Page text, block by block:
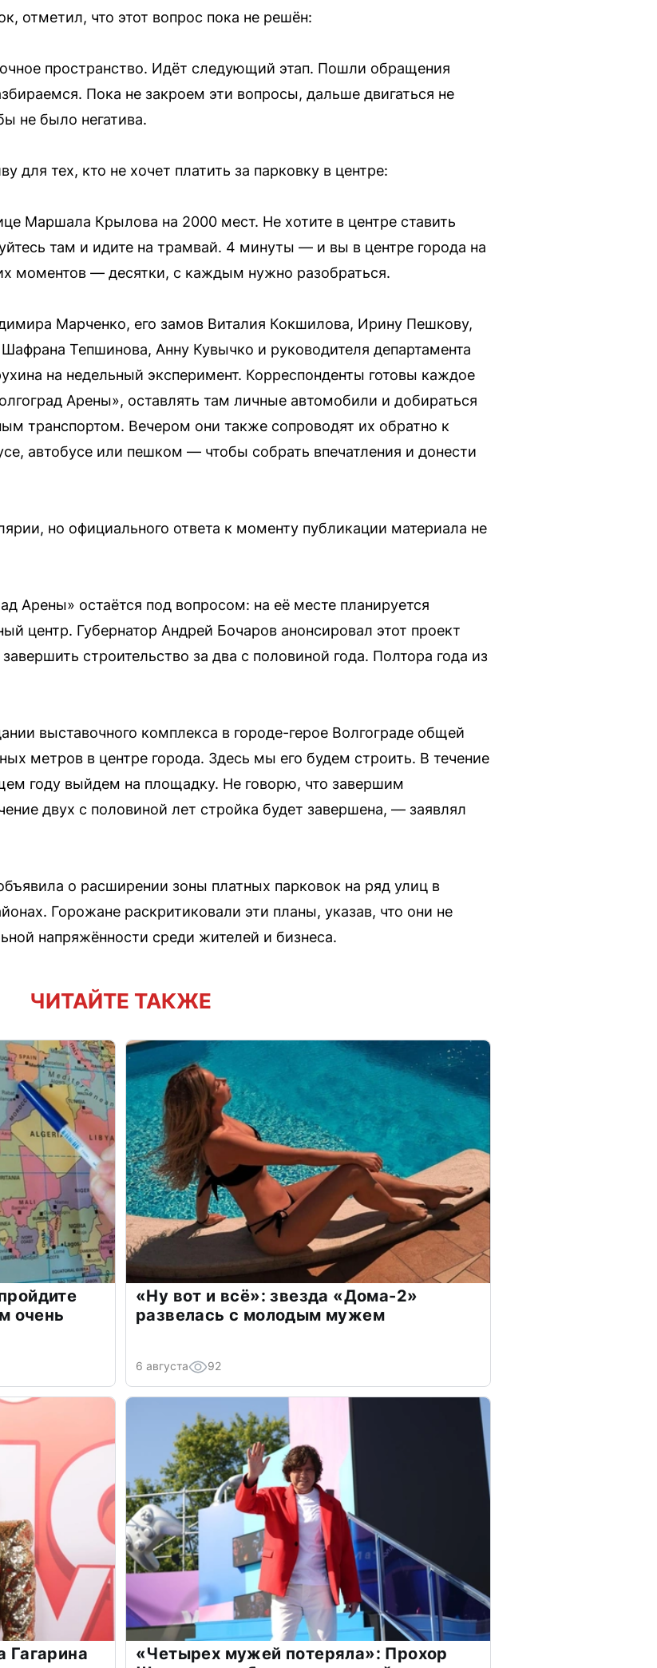
отметил, что этот вопрос пока не решён:
пространство. Идёт следующий этап. Пошли обращения
Пока не закроем эти вопросы, дальше двигаться не
не было негатива.
для тех, кто не хочет платить за парковку в центре:
Маршала Крылова на 2000 мест. Не хотите в центре ставить
там и идите на трамвай. 4 минуты — и вы в центре города на
моментов — десятки, с каждым нужно разобраться.
Марченко, его замов Виталия Кокшилова, Ирину Пешкову,
Тепшинова, Анну Кувычко и руководителя департамента
на недельный эксперимент. Корреспонденты готовы каждое
Арены», оставлять там личные автомобили и добираться
транспортом. Вечером они также сопроводят их обратно к
автобусе или пешком — чтобы собрать впечатления и донести
но официального ответа к моменту публикации материала не
Арены» остаётся под вопросом: на её месте планируется
центр. Губернатор Андрей Бочаров анонсировал этот проект
строительство за два с половиной года. Полтора года из
выставочного комплекса в городе-герое Волгограде общей
метров в центре города. Здесь мы его будем строить. В течение
году выйдем на площадку. Не говорю, что завершим
двух с половиной лет стройка будет завершена, — заявлял
о расширении зоны платных парковок на ряд улиц в
Горожане раскритиковали эти планы, указав, что они не
напряжённости среди жителей и бизнеса.
ЧИТАЙТЕ ТАКЖЕ
очень
«Ну вот и всё»: звезда «Дома-2»
развелась с молодым мужем
6 августа 92
Гагарина
«Четырех мужей потеряла»: Прохор